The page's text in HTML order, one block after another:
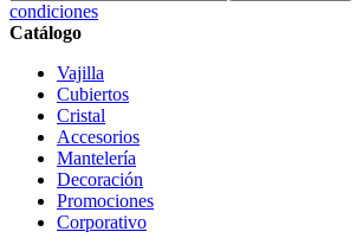
condiciones
Catálogo
Vajilla
Cubiertos
Cristal
Accesorios
Mantelería
Decoración
Promociones
Corporativo